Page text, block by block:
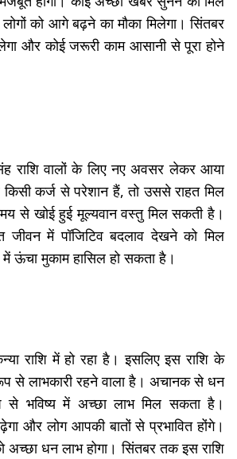
को आगे बढ़ने का मौका मिलेगा। सिंतबर
और कोई जरूरी काम आसानी से पूरा होने
राशि वालों के लिए नए अवसर लेकर आया
कर्ज से परेशान हैं, तो उससे राहत मिल
से खोई हुई मूल्यवान वस्तु मिल सकती है।
जीवन में पॉजिटिव बदलाव देखने को मिल
ऊंचा मुकाम हासिल हो सकता है।
राशि में हो रहा है। इसलिए इस राशि के
से लाभकारी रहने वाला है। अचानक से धन
से भविष्य में अच्छा लाभ मिल सकता है।
और लोग आपकी बातों से प्रभावित होंगे।
अच्छा धन लाभ होगा। सिंतबर तक इस राशि